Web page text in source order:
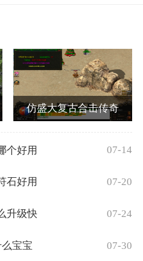
仿盛大复古合击传奇
个好用 07-14
石好用 07-20
升级快 07-24
宝宝 07-30